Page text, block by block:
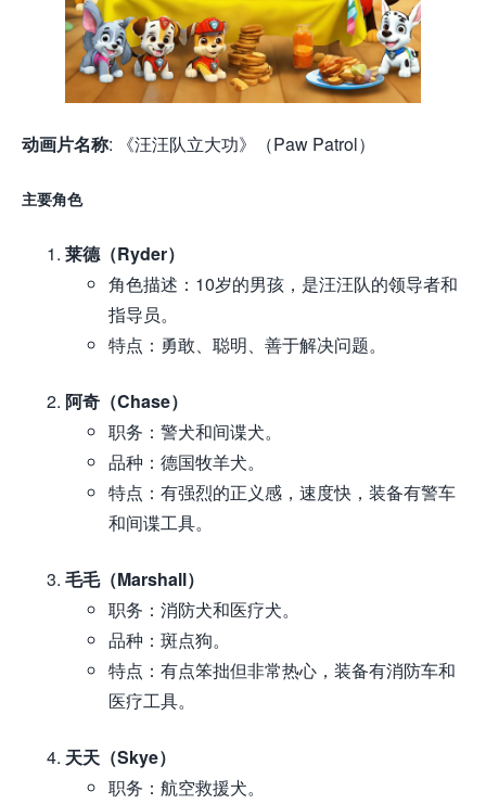
动画片名称: 《汪汪队立大功》（Paw Patrol）
主要角色
莱德（Ryder）
角色描述：10岁的男孩，是汪汪队的领导者和
指导员。
特点：勇敢、聪明、善于解决问题。
阿奇（Chase）
职务：警犬和间谍犬。
品种：德国牧羊犬。
特点：有强烈的正义感，速度快，装备有警车
和间谍工具。
毛毛（Marshall）
职务：消防犬和医疗犬。
品种：斑点狗。
特点：有点笨拙但非常热心，装备有消防车和
医疗工具。
天天（Skye）
职务：航空救援犬。